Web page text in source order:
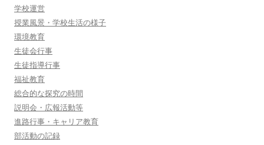
学校運営
授業風景・学校生活の様子
環境教育
生徒会行事
生徒指導行事
福祉教育
総合的な探究の時間
説明会・広報活動等
進路行事・キャリア教育
部活動の記録